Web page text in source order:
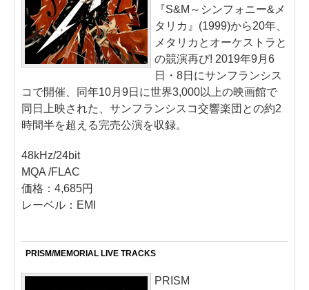
『S&M～シンフォニー&メ
タリカ』(1999)から20年、
メタリカとオーケストラと
の競演再び! 2019年9月6
日・8日にサンフランシス
コで開催、同年10月9日に世界3,000以上の映画館で
同日上映された、サンフランシスコ交響楽団との約2
時間半を超える完売公演を収録。
48kHz/24bit
MQA /FLAC
価格：4,685円
レーベル：EMI
PRISM/MEMORIAL LIVE TRACKS
PRISM